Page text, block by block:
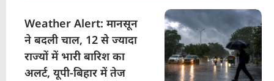
Weather Alert: मानसून
ने बदली चाल, 12 से ज्यादा
राज्यों में भारी बारिश का
अलर्ट, यूपी-बिहार में तेज